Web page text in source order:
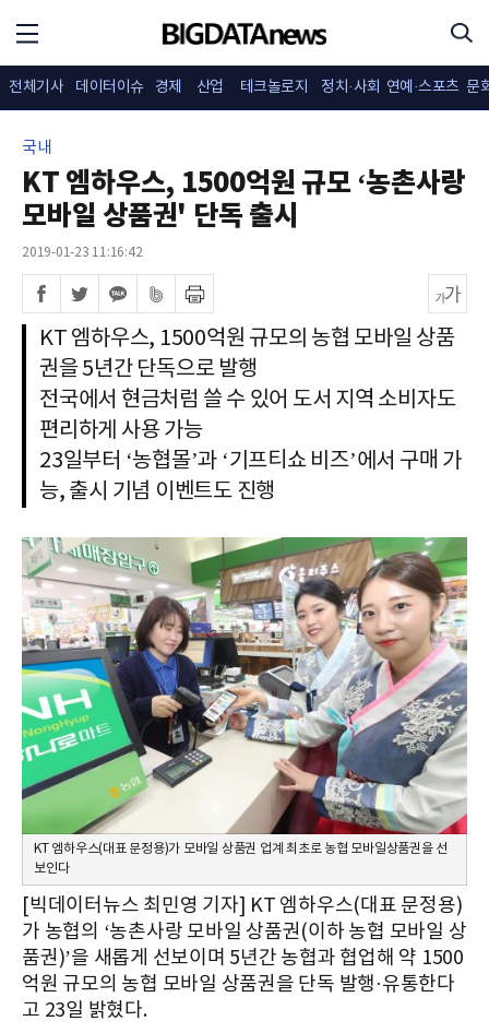
전체기사 데이터이슈 경제 산업 테크놀로지 정치·사회 연예·스포츠 문
국내
KT 엠하우스, 1500억원 규모 ‘농촌사랑
모바일 상품권' 단독 출시
2019-01-23 11:16:42
KT 엠하우스, 1500억원 규모의 농협 모바일 상품
권을 5년간 단독으로 발행
전국에서 현금처럼 쓸 수 있어 도서 지역 소비자도
편리하게 사용 가능
23일부터 ‘농협몰’과 ‘기프티쇼 비즈’에서 구매 가
능, 출시 기념 이벤트도 진행
KT 엠하우스(대표 문정용)가 모바일 상품권 업계 최초로 농협 모바일상품권을 선
보인다
[빅데이터뉴스 최민영 기자] KT 엠하우스(대표 문정용)
가 농협의 ‘농촌사랑 모바일 상품권(이하 농협 모바일 상
품권)’을 새롭게 선보이며 5년간 농협과 협업해 약 1500
억원 규모의 농협 모바일 상품권을 단독 발행·유통한다
고 23일 밝혔다.